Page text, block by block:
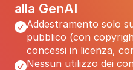
alla GenAI
Addestramento solo
pubblico (con
concessi in licenza,
Nessun utilizzo dei